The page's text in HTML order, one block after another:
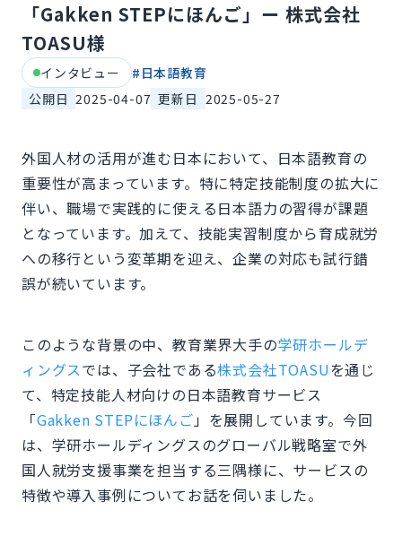
「Gakken STEPにほんご」ー 株式会社
TOASU様
インタビュー # 日本語教育
公開日 2025-04-07 更新日 2025-05-27
外国人材の活用が進む日本において、日本語教育の
重要性が高まっています。特に特定技能制度の拡大に
伴い、職場で実践的に使える日本語力の習得が課題
となっています。加えて、技能実習制度から育成就労
への移行という変革期を迎え、企業の対応も試行錯
誤が続いています。
このような背景の中、教育業界大手の学研ホールデ
ィングスでは、子会社である株式会社TOASUを通じ
て、特定技能人材向けの日本語教育サービス
「Gakken STEPにほんご」を展開しています。今回
は、学研ホールディングスのグローバル戦略室で外
国人就労支援事業を担当する三隅様に、サービスの
特徴や導入事例についてお話を伺いました。